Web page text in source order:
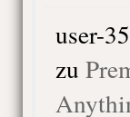
user-
zu